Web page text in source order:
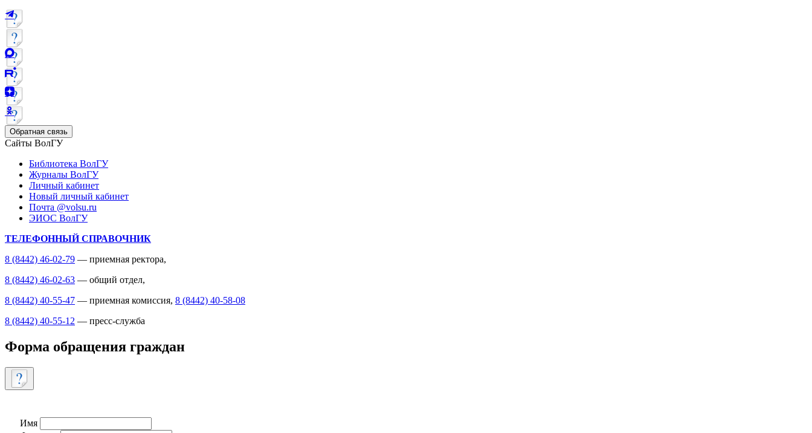
Обратная связь
Сайты ВолГУ
Библиотека ВолГУ
Журналы ВолГУ
Личный кабинет
Новый личный кабинет
Почта @volsu.ru
ЭИОС ВолГУ
ТЕЛЕФОННЫЙ СПРАВОЧНИК
8 (8442) 46-02-79 — приемная ректора,
8 (8442) 46-02-63 — общий отдел,
8 (8442) 40-55-47 — приемная комиссия, 8 (8442) 40-58-08
8 (8442) 40-55-12 — пресс-служба
Форма обращения граждан
Имя